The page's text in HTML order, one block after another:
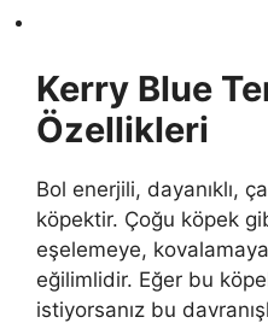
Kerry Blue
Özellikleri
Bol enerjili, dayanıklı,
köpektir. Çoğu köpek
eşelemeye,
eğilimlidir. Eğer bu
istiyorsanız bu